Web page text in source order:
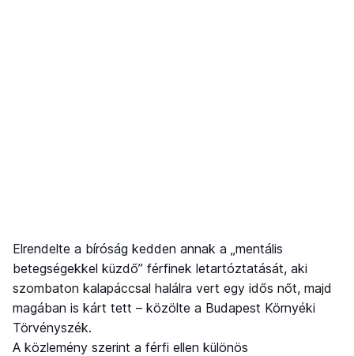
Elrendelte a bíróság kedden annak a „mentális
betegségekkel küzdő” férfinek letartóztatását, aki
szombaton kalapáccsal halálra vert egy idős nőt, majd
magában is kárt tett – közölte a Budapest Környéki
Törvényszék.
A közlemény szerint a férfi ellen különös